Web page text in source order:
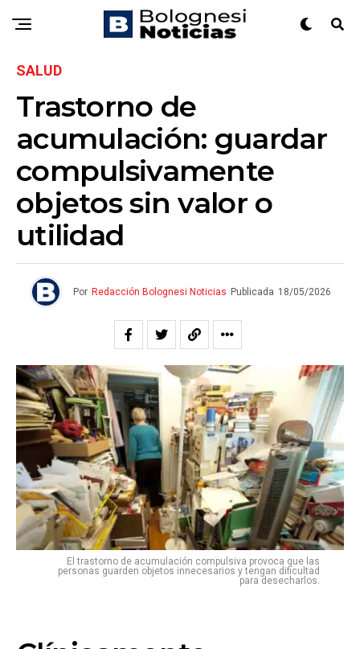
SALUD
Trastorno de
acumulación: guardar
compulsivamente
objetos sin valor o
utilidad
Por Redacción Bolognesi Noticias Publicada 18/05/2026
El trastorno de acumulación compulsiva provoca que las
personas guarden objetos innecesarios y tengan dificultad
para desecharlos.